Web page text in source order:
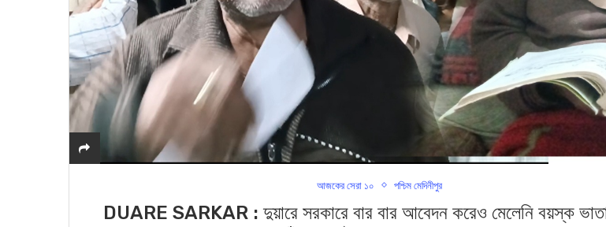
আজকের সেরা ১০ পশ্চিম মেদিনীপুর
DUARE SARKAR : দুয়ারে সরকারে বার বার আবেদন করেও মেলেনি বয়স্ক